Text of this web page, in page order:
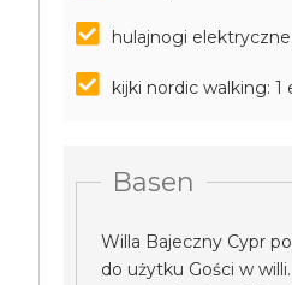
hulajnogi
kijki nordic walking: 1
Basen
Willa Bajeczny Cypr
do użytku Gości w